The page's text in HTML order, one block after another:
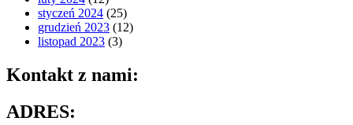
styczeń 2024 (25)
grudzień 2023 (12)
listopad 2023 (3)
Kontakt z nami:
ADRES: